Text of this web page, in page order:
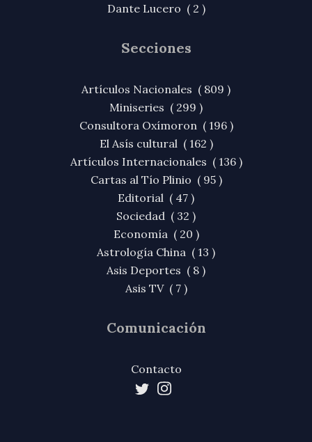
Dante Lucero ( 2 )
Secciones
Artículos Nacionales ( 809 )
Miniseries ( 299 )
Consultora Oxímoron ( 196 )
El Asís cultural ( 162 )
Artículos Internacionales ( 136 )
Cartas al Tío Plinio ( 95 )
Editorial ( 47 )
Sociedad ( 32 )
Economía ( 20 )
Astrología China ( 13 )
Asis Deportes ( 8 )
Asis TV ( 7 )
Comunicación
Contacto